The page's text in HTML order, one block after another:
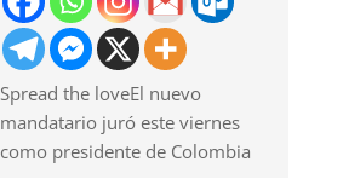
Spread the loveEl nuevo
mandatario juró este viernes
como presidente de Colombia